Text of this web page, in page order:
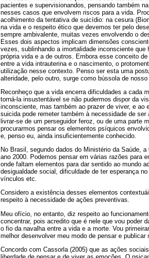
pacientes e supervisionandos, pensando também
nesses casos que envolvem riscos para a vida.
acolhimento da tentativa de suicídio: na cesura
na vida e o respeito ético que devemos ter pelo
sempre ambivalente, muitas vezes envolvendo o
Esses dois aspectos implicam dimensões
vezes, sublinhando a imortalidade inconsciente
própria vida e a de outros. Embora esse conceito
entre a vida intrauterina e o nascimento, o
utilização nesse contexto. Penso ser esta uma
alteridade, pelo outro, surge como bússola de nosso
Reconheço que a vida encerra dificuldades a cada
torná-la insustentável se não pudermos dispor da
inconsciente, mas também ao prazer de viver, e
suicida pode remeter também à necessidade de
livrar-se de um perseguidor feroz, ou de uma parte
procurarmos pensar os elementos psíquicos
e, penso eu, ainda insuficientemente conhecido.
No Brasil, segundo dados do Ministério da Saúde,
ano 2000. Podemos pensar em várias razões para
onde faltam elementos para dar sentido ao mundo
desigualdade social, dificuldade de ter esperança
vínculos etc.
Considero a existência desses elementos
respeito à necessidade de ações preventivas.
Meu ofício, no entanto, diz respeito ao
concentrar, pois acredito que é nele que vou poder
o fio da navalha entre a vida e a morte. Vou
melhor desenvolver meu modo de pensar e publicar
Concordo com Cassorla (2005) que as ações